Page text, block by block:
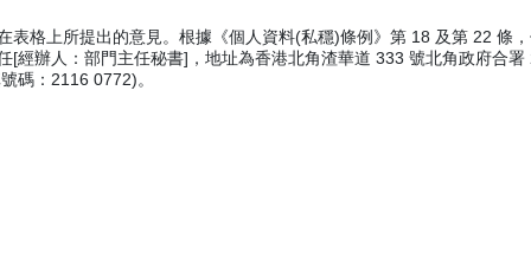
表格上所提出的意見。根據《個人資料(私穩)條例》第 18 及第 22 條
[經辦人：部門主任秘書]，地址為香港北角渣華道 333 號北角政府合
碼：2116 0772)。